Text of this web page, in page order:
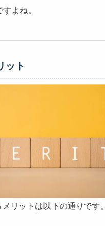
すよね。
ット
リットは以下の通りです。